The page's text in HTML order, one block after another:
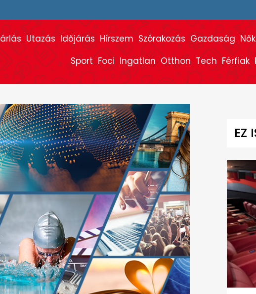
Utazás Időjárás Hírszem Szórakozás Gazdaság Nők
Sport Foci Ingatlan Otthon Tech Férfiak
EZ